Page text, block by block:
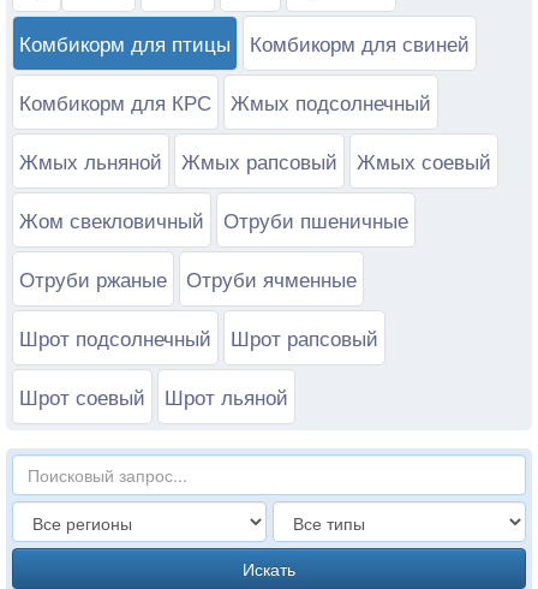
Комбикорм для птицы
Комбикорм для свиней
Комбикорм для КРС
Жмых подсолнечный
Жмых льняной
Жмых рапсовый
Жмых соевый
Жом свекловичный
Отруби пшеничные
Отруби ржаные
Отруби ячменные
Шрот подсолнечный
Шрот рапсовый
Шрот соевый
Шрот льяной
Искать